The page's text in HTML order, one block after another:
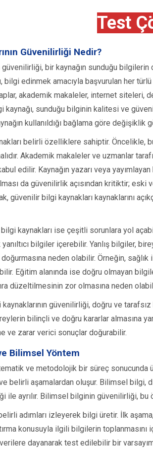
Test
Güvenilirliği Nedir?
güvenilirliği, bir kaynağın sunduğu
bilgi edinmek amacıyla başvurulan her
akademik makaleler, internet siteleri,
kaynağı, sunduğu bilginin kalitesi ve
kullanıldığı bağlama göre değişiklik
belirli özelliklere sahiptir. Öncelikle,
Akademik makaleler ve uzmanlar
edilir. Kaynağın yazarı veya
da güvenilirlik açısından kritiktir;
güvenilir bilgi kaynakları kaynaklarını
kaynakları ise çeşitli sorunlara yol
bilgiler içerebilir. Yanlış bilgiler,
neden olabilir. Örneğin,
Eğitim alanında ise doğru olmayan
düzeltilmesinin zor olmasına neden
güvenilirliği, doğru ve
bilinçli ve doğru kararlar almasına
ve zarar verici sonuçlar doğurabilir.
Bilimsel Yöntem
ve metodolojik bir süreç sonucunda
ve belirli aşamalardan oluşur. Bilimsel
ile ayrılır. Bilimsel bilginin güvenilirliği, bu
adımları izleyerek bilgi üretir. İlk
konusuyla ilgili bilgilerin
dayanarak test edilebilir bir